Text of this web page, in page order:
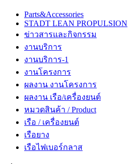
Parts&Accessories
STADT LEAN PROPULSION
ข่าวสารและกิจกรรม
งานบริการ
งานบริการ-1
งานโครงการ
ผลงาน งานโครงการ
ผลงาน เรือ/เครื่องยนต์
หมวดสินค้า / Product
เรือ / เครื่องยนต์
เรือยาง
เรือไฟเบอร์กลาส